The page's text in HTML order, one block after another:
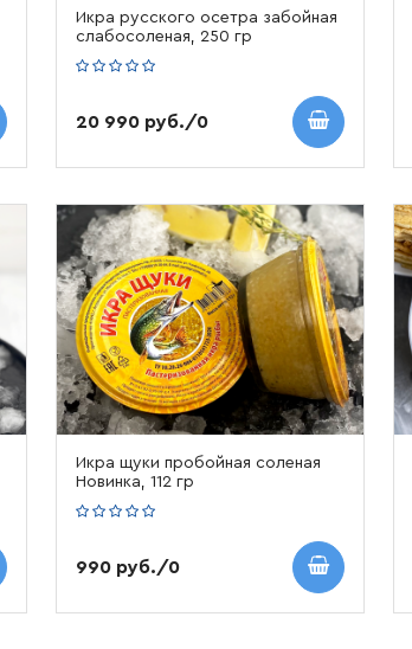
Икра русского осетра забойная
слабосоленая, 250 гр
20 990 руб./0
Икра щуки пробойная соленая
Новинка, 112 гр
990 руб./0